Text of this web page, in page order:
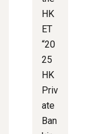
HK
ET
“20
25
HK
Priv
ate
Ban